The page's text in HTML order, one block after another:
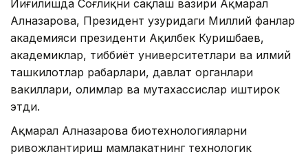
Йиғилишда Соғлиқни сақлаш вазири Ақмарал
Алназарова, Президент ҳузуридаги Миллий фанлар
академияси президенти Ақилбек Куришбаев,
академиклар, тиббиёт университетлари ва илмий
ташкилотлар раҳбарлари, давлат органлари
вакиллари, олимлар ва мутахассислар иштирок
этди.
Ақмарал Алназарова биотехнологияларни
ривожлантириш мамлакатнинг технологик